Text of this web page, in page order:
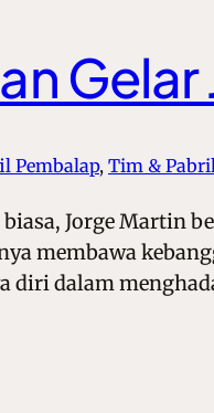
Gelar
Pembalap, Tim &
Jorge Martin
membawa
diri dalam